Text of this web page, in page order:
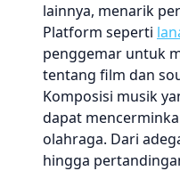
lainnya, menarik
Platform seperti
penggemar untuk
tentang film dan
Komposisi musik
dapat
olahraga. Dari
hingga